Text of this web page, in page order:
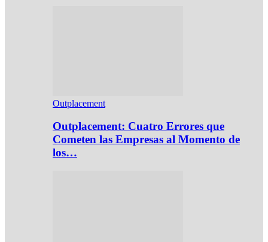
Outplacement
Outplacement: Cuatro Errores que
Cometen las Empresas al Momento de
los…